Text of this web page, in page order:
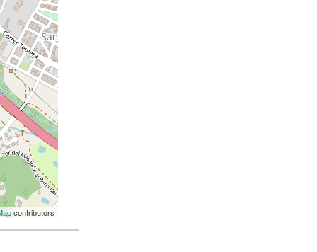
contributors